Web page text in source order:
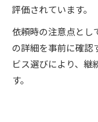
評価されています。
依頼時の注意点とし
の詳細を事前に確認
ビス選びにより、継
す。